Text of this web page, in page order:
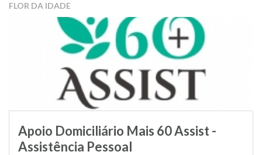
FLOR DA IDADE
Apoio Domiciliário Mais 60 Assist -
Assistência Pessoal